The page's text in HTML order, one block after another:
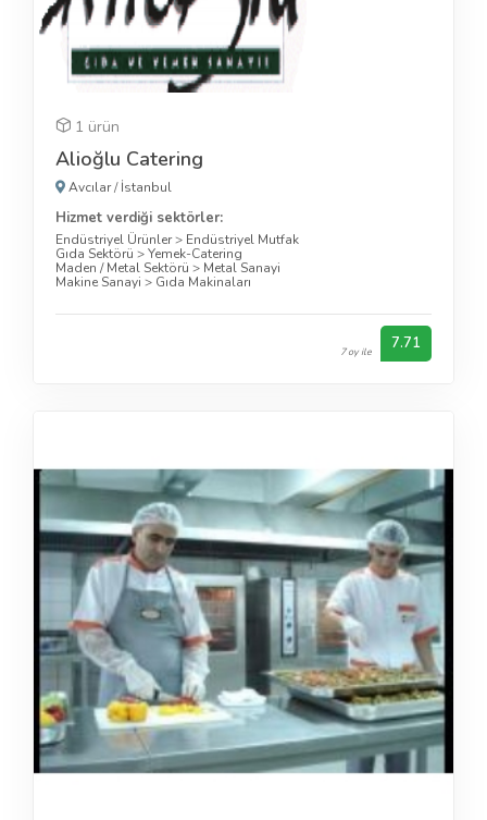
1 ürün
Alioğlu Catering
Avcılar/İstanbul
Hizmet verdiği sektörler:
Endüstriyel Ürünler> Endüstriyel Mutfak
Gıda Sektörü >Yemek-Catering
Maden / Metal Sektörü > Metal Sanayi
Makine Sanayi > Gıda Makinaları
7 oy ile 7.71